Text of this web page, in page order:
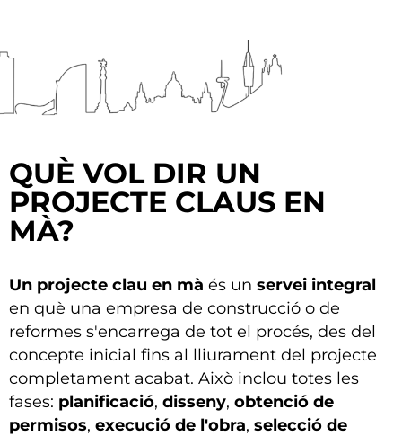
QUÈ VOL DIR UN
PROJECTE CLAUS EN
MÀ?
Un projecte clau en mà és un servei integral
en què una empresa de construcció o de
reformes s'encarrega de tot el procés, des del
concepte inicial fins al lliurament del projecte
completament acabat. Això inclou totes les
fases: planificació, disseny, obtenció de
permisos, execució de l'obra, selecció de